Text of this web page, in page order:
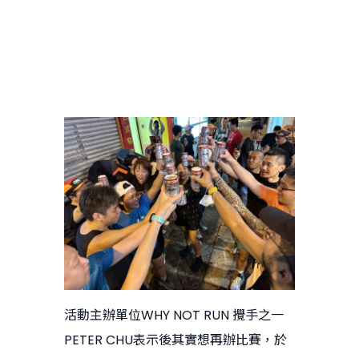
活動主辦單位WHY NOT RUN 攪手之一
PETER CHU表示後其實想再辦比賽，於